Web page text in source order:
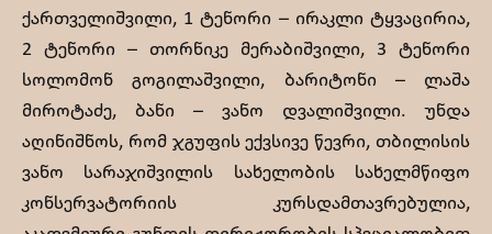
ქართველიშვილი, 1 ტენორი – ირაკლი ტყვაცირია,
2 ტენორი – თორნიკე მერაბიშვილი, 3 ტენორი
სოლომონ გოგილაშვილი, ბარიტონი – ლაშა
მიროტაძე, ბანი – ვანო დვალიშვილი. უნდა
აღინიშნოს, რომ ჯგუფის ექვსივე წევრი, თბილისის
ვანო სარაჯიშვილის სახელობის სახელმწიფო
კონსერვატორიის კურსდამთავრებულია,